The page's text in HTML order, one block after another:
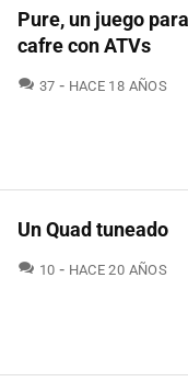
Pure, un juego
cafre con ATVs
37 COMENTARIOS
HACE 18 AÑOS
Un Quad tuneado
10 COMENTARIOS
HACE 20 AÑOS